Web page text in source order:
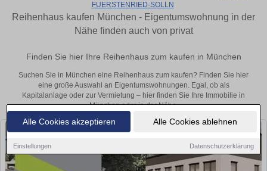
Alle Cookies akzeptieren Alle Cookies ablehnen
Einstellungen Datenschutzerklärung
FUERSTENRIED-SOLLN
Reihenhaus kaufen München - Eigentumswohnung in der
Nähe finden auch von privat
Finden Sie hier Ihre Reihenhaus zum kaufen in München
Suchen Sie in München eine Reihenhaus zum kaufen? Finden Sie hier
eine große Auswahl an Eigentumswohnungen. Egal, ob als
Kapitalanlage oder zur Vermietung – hier finden Sie Ihre Immobilie in
München oder in der Nähe.